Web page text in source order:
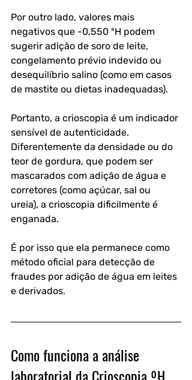
Por outro lado, valores mais
negativos que -0,550 ºH podem
sugerir adição de soro de leite,
congelamento prévio indevido ou
desequilíbrio salino (como em casos
de mastite ou dietas inadequadas).
Portanto, a crioscopia é um indicador
sensível de autenticidade.
Diferentemente da densidade ou do
teor de gordura, que podem ser
mascarados com adição de água e
corretores (como açúcar, sal ou
ureia), a crioscopia dificilmente é
enganada.
É por isso que ela permanece como
método oficial para detecção de
fraudes por adição de água em leites
e derivados.
Como funciona a análise